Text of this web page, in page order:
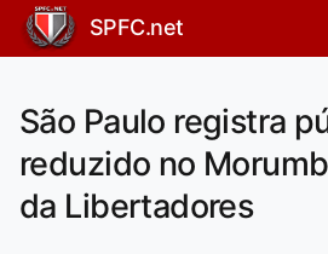
SPFC.net
São Paulo registra
reduzido no
da Libertadores